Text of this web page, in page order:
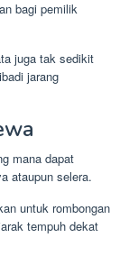
bagi pemilik
juga tak sedikit
jarang
mana dapat
ataupun selera.
untuk rombongan
tempuh dekat